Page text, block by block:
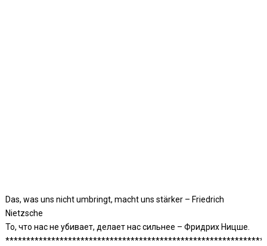
Das, was uns nicht umbringt, macht uns stärker – Friedrich
Nietzsche
То, что нас не убивает, делает нас сильнее – Фридрих Ницше.